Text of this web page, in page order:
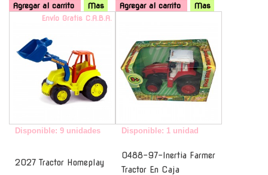
Agregar al carrito Mas Agregar al carrito
Mas
Envío Gratis C.A.B.A.
Disponible: 9 unidades
2027 Tractor Homeplay
Disponible: 1 unidad
0488-97-Inertia Farmer
Tractor En Caja